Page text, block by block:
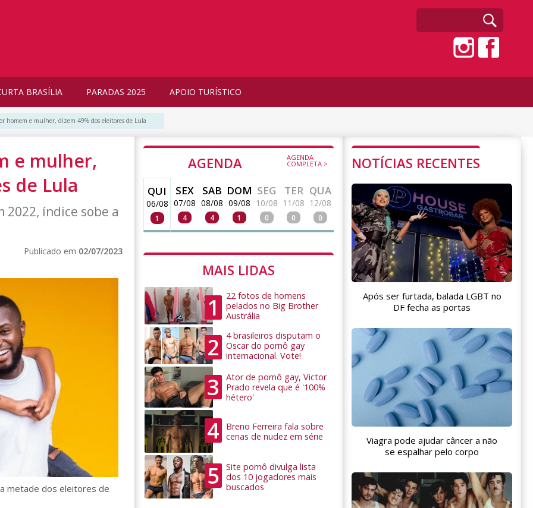
BRASÍLIA PARADAS 2025 APOIO TURÍSTICO
homem e mulher, dizem 49% dos eleitores de Lula
e mulher,
de Lula
2022, índice sobe a
Publicado em 02/07/2023
metade dos eleitores de
AGENDA AGENDA
COMPLETA >
QUI
06/08
1
SEX
07/08
4
SAB
08/08
4
DOM
09/08
1
SEG
10/08
0
TER
11/08
0
QUA
12/08
0
MAIS LIDAS
1
22 fotos de homens
pelados no Big Brother
Austrália
2
4 brasileiros disputam o
Oscar do pornô gay
internacional. Vote!
3
Ator de pornô gay, Victor
Prado revela que é '100%
hétero'
4
Breno Ferreira fala sobre
cenas de nudez em série
5
Site pornô divulga lista
dos 10 jogadores mais
buscados
NOTÍCIAS RECENTES
Após ser furtada, balada LGBT no
DF fecha as portas
Viagra pode ajudar câncer a não
se espalhar pelo corpo